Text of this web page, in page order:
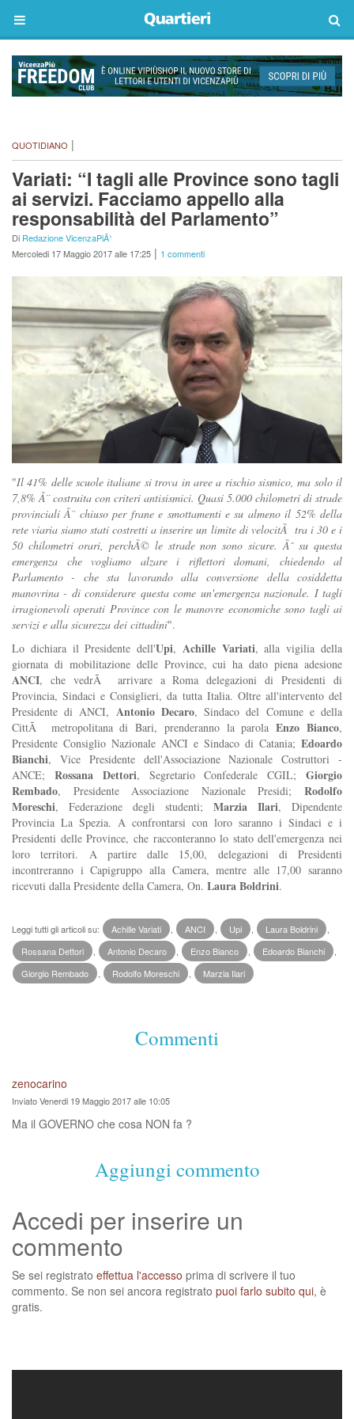
QUOTIDIANO |
Variati: “I tagli alle Province sono tagli
ai servizi. Facciamo appello alla
responsabilità del Parlamento”
Di Redazione VicenzaPiÃ¹
Mercoledi 17 Maggio 2017 alle 17:25 | 1 commenti
"Il 41% delle scuole italiane si trova in aree a rischio sismico, ma solo il
7,8% Ã¨ costruita con criteri antisismici. Quasi 5.000 chilometri di strade
provinciali Ã¨ chiuso per frane e smottamenti e su almeno il 52% della
rete viaria siamo stati costretti a inserire un limite di velocitÃ tra i 30 e i
50 chilometri orari, perchÃ© le strade non sono sicure. Ãˆ su questa
emergenza che vogliamo alzare i riflettori domani, chiedendo al
Parlamento - che sta lavorando alla conversione della cosiddetta
manovrina - di considerare questa come un'emergenza nazionale. I tagli
irragionevoli operati Province con le manovre economiche sono tagli ai
servizi e alla sicurezza dei cittadini".
Lo dichiara il Presidente dell'Upi, Achille Variati, alla vigilia della
giornata di mobilitazione delle Province, cui ha dato piena adesione
ANCI, che vedrÃ arrivare a Roma delegazioni di Presidenti di
Provincia, Sindaci e Consiglieri, da tutta Italia. Oltre all'intervento del
Presidente di ANCI, Antonio Decaro, Sindaco del Comune e della
CittÃ metropolitana di Bari, prenderanno la parolaEnzo Bianco,
Presidente Consiglio Nazionale ANCI e Sindaco di Catania; Edoardo
Bianchi, Vice Presidente dell'Associazione Nazionale Costruttori -
ANCE; Rossana Dettori, Segretario Confederale CGIL;Giorgio
Rembado, Presidente Associazione Nazionale Presidi; Rodolfo
Moreschi, Federazione degli studenti; Marzia Ilari, Dipendente
Provincia La Spezia. A confrontarsi con loro saranno i Sindaci e i
Presidenti delle Province, che racconteranno lo stato dell'emergenza nei
loro territori. A partire dalle 15,00, delegazioni di Presidenti
incontreranno i Capigruppo alla Camera, mentre alle 17,00 saranno
ricevuti dalla Presidente della Camera, On. Laura Boldrini.
Leggi tutti gli articoli su: Achille Variati ANCI Upi Laura Boldrini
Rossana Dettori
Antonio Decaro Enzo Bianco Edoardo Bianchi
Giorgio Rembado
Rodolfo Moreschi Marzia Ilari
Commenti
zenocarino
Inviato Venerdi 19 Maggio 2017 alle 10:05
Ma il GOVERNO che cosa NON fa ?
Aggiungi commento
Accedi per inserire un
commento
Se sei registrato effettua l'accesso prima di scrivere il tuo
commento. Se non sei ancora registrato puoi farlo subito qui, è
gratis.